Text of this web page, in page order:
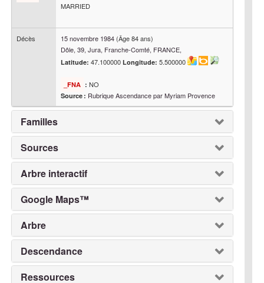
MARRIED
Décès 15 novembre 1984 (Âge 84 ans)
Dôle, 39, Jura, Franche-Comté, FRANCE,
Latitude:47.100000Longitude:5.500000
_FNA : NO
Source : Rubrique Ascendance par Myriam Provence
Familles
Sources
Arbre interactif
Google Maps™
Arbre
Descendance
Ressources